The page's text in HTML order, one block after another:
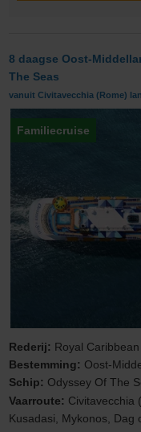
8 daagse Oost-
The Seas
vanuit Civitavecchia (Rome)
Familiecruise
Rederij: Royal Caribbean
Bestemming: Oost-
Schip: Odyssey Of The
Vaarroute: Civitavecchia
Kusadasi, Mykonos, Dag